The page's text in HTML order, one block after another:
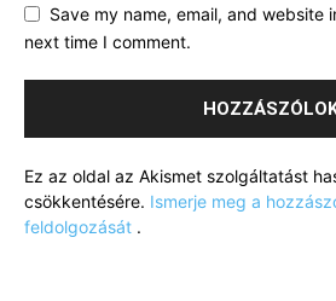
Save my name, email, and website
next time I comment.
Ez az oldal az Akismet szolgáltatást
csökkentésére. Ismerje meg a
feldolgozását .